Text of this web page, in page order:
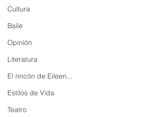
Cultura
Baile
Opinión
Literatura
El rincón de Eileen...
Estilos de Vida
Teatro